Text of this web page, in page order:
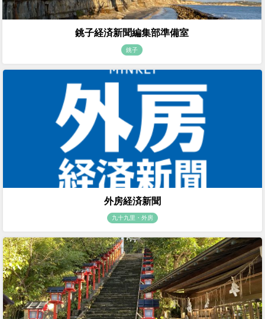
銚子経済新聞編集部準備室
銚子
外房経済新聞
九十九里・外房